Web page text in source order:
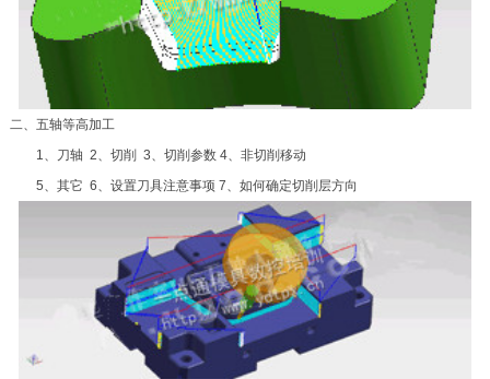
二、五轴等高加工
1、刀轴 2、切削 3、切削参数 4、非切削移动
5、其它 6、设置刀具注意事项 7、如何确定切削层方向